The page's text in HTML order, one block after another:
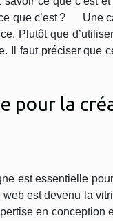
que c’est ? Une
Plutôt que
Il faut préciser que
pour la
est essentielle
est devenu la
en conception